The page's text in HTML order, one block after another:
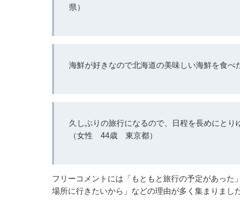
県）
海鮮が好きなので北海道の美味しい海鮮を食
久しぶりの旅行になるので、日程を長めにとり
（女性 44歳 東京都）
フリーコメントには「もともと旅行の予定があっ
場所に行きたいから」などの理由が多く集まりました